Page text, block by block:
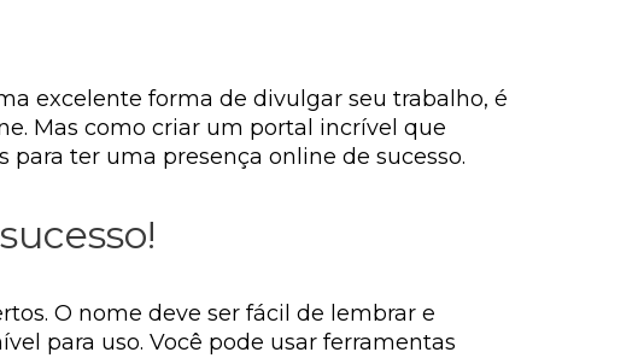
excelente forma de divulgar seu trabalho, é
Mas como criar um portal incrível que
ter uma presença online de sucesso.
O nome deve ser fácil de lembrar e
para uso. Você pode usar ferramentas